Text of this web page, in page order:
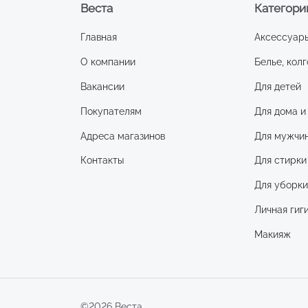
Белье,
Для детей
Для дома и
Для
Для стирки
Для уборки
Личная
Макияж
Веста
Главная
О компании
Вакансии
Покупателям
Адреса магазинов
Контакты